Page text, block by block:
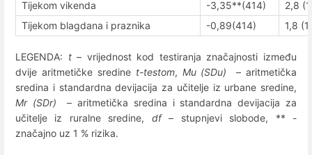
Tijekom vikenda
-3,35**(414)
2,8
Tijekom blagdana i praznika
-0,89(414) 1,8
LEGENDA: t– vrijednost kod testiranja značajnosti između
dvije aritmetičke sredine t-testom, Mu (SDu) – aritmetička
sredina i standardna devijacija za učitelje iz urbane sredine,
Mr (SDr) – aritmetička sredina i standardna devijacija za
učitelje iz ruralne sredine, df– stupnjevi slobode, ** -
značajno uz 1 % rizika.